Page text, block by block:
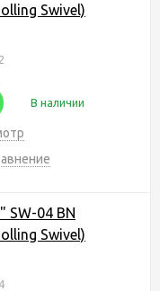
Swivel)
В наличии
SW-04 BN
Swivel)